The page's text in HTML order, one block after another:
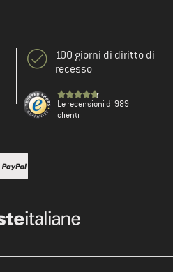
100 giorni di diritto di
recesso
Le recensioni di 989
clienti